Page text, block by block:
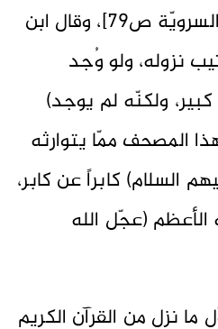
كان قبلنا ») [المسائل السرويّة ص79]، وقال ابن
نزوله، ولو وُجد
ولكنّه لم يوجد)
ج1 ص6]، وهذا المصحف ممّا يتوارثه
السلام) كابراً عن كابر،
الأعظم (عجّل الله
ما نزل من القرآن الكريم